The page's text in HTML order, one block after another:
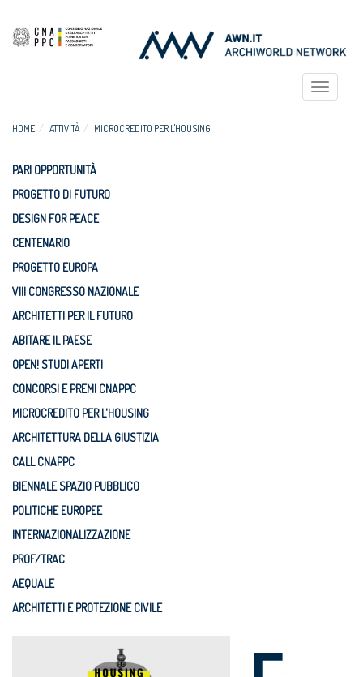
Toggle
HOME ATTIVITÀ MICROCREDITO PER L'HOUSING
PARI OPPORTUNITÀ
PROGETTO DI FUTURO
DESIGN FOR PEACE
CENTENARIO
PROGETTO EUROPA
VIII CONGRESSO NAZIONALE
ARCHITETTI PER IL FUTURO
ABITARE IL PAESE
OPEN! STUDI APERTI
CONCORSI E PREMI CNAPPC
MICROCREDITO PER L'HOUSING
ARCHITETTURA DELLA GIUSTIZIA
CALL CNAPPC
BIENNALE SPAZIO PUBBLICO
POLITICHE EUROPEE
INTERNAZIONALIZZAZIONE
PROF/TRAC
AEQUALE
ARCHITETTI E PROTEZIONE CIVILE